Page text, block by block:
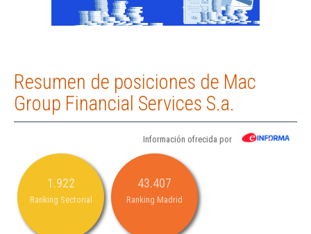
Resumen de posiciones de Mac
Group Financial Services S.a.
Información ofrecida por
1.922
Ranking Sectorial
43.407
Ranking Madrid